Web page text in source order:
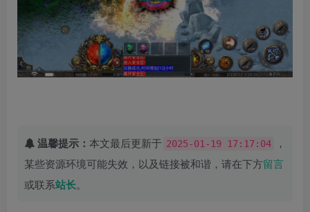
温馨提示： 本文最后更新于 2025-01-19 17:17:04
，
某些资源环境可能失效，以及链接被和谐，请在下方留言
或联系站长。